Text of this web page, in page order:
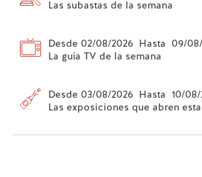
Las subastas de la semana
Desde 02/08/2026 Hasta 09/
La guía TV de la semana
Desde 03/08/2026 Hasta 10/08/
Las exposiciones que abren